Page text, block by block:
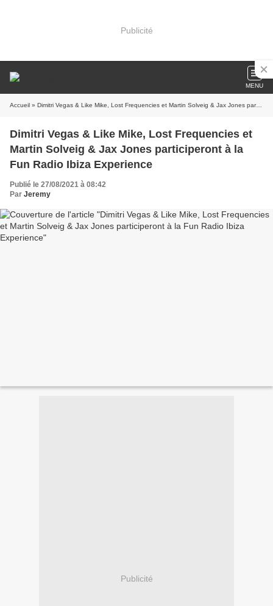
Publicité
MENU
Accueil » Dimitri Vegas & Like Mike, Lost Frequencies et Martin Solveig & Jax Jones participeront à la Fun Radio Ibiza Experience
Dimitri Vegas & Like Mike, Lost Frequencies et
Martin Solveig & Jax Jones participeront à la
Fun Radio Ibiza Experience
Publié le 27/08/2021 à 08:42
Par Jeremy
Publicité